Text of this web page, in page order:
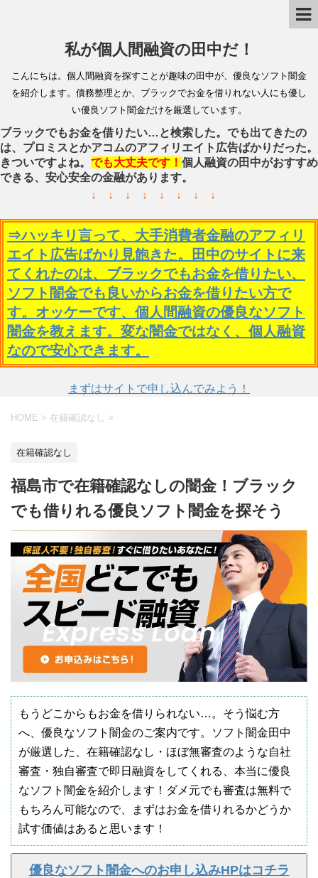
私が個人間融資の田中だ！
こんにちは。個人間融資を探すことが趣味の田中が、優良なソフト闇金
を紹介します。債務整理とか、ブラックでお金を借りれない人にも優し
い優良ソフト闇金だけを厳選しています。
ブラックでもお金を借りたい…と検索した。でも出てきたの
は、プロミスとかアコムのアフィリエイト広告ばかりだった。
きついですよね。 でも大丈夫です！ 個人融資の田中がおすすめ
できる、安心安全の金融があります。
↓ ↓ ↓ ↓ ↓ ↓ ↓ ↓
⇒ハッキリ言って、大手消費者金融のアフィリ
エイト広告ばかり見飽きた。田中のサイトに来
てくれたのは、ブラックでもお金を借りたい、
ソフト闇金でも良いからお金を借りたい方で
す。オッケーです、個人間融資の優良なソフト
闇金を教えます。変な闇金ではなく、個人融資
なので安心できます。
まずはサイトで申し込んでみよう！
HOME > 在籍確認なし >
在籍確認なし
福島市で在籍確認なしの闇金！ブラック
でも借りれる優良ソフト闇金を探そう
もうどこからもお金を借りられない…。そう悩む方
へ、優良なソフト闇金のご案内です。ソフト闇金田中
が厳選した、在籍確認なし・ほぼ無審査のような自社
審査・独自審査で即日融資をしてくれる、本当に優良
なソフト闇金を紹介します！ダメ元でも審査は無料で
もちろん可能なので、まずはお金を借りれるかどうか
試す価値はあると思います！
優良なソフト闇金へのお申し込みHPはコチラ